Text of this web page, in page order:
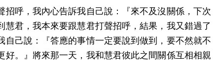
呼，我內心告訴我自己說：『來不及沒關係，下次
君，我本來要跟慧君打聲招呼，結果，我又錯過了
己說：『答應的事情一定要說到做到，要不然就不
。』將來那一天，我和慧君彼此之間關係互相相親